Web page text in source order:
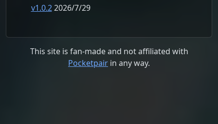
v1.0.22026/7/29
This site is fan-made and not affiliated with
Pocketpair in any way.